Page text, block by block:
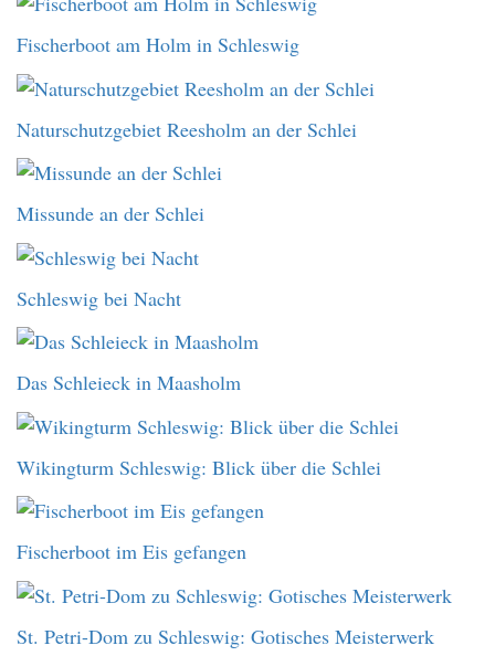
Fischerboot am Holm in Schleswig
Naturschutzgebiet Reesholm an der Schlei
Missunde an der Schlei
Schleswig bei Nacht
Das Schleieck in Maasholm
Wikingturm Schleswig: Blick über die Schlei
Fischerboot im Eis gefangen
St. Petri-Dom zu Schleswig: Gotisches Meisterwerk